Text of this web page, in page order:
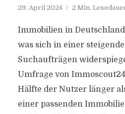
29. April 2024 2 Min.
Immobilien in
was sich in einer
Suchaufträgen
Umfrage von
Hälfte der Nutzer länger
einer passenden